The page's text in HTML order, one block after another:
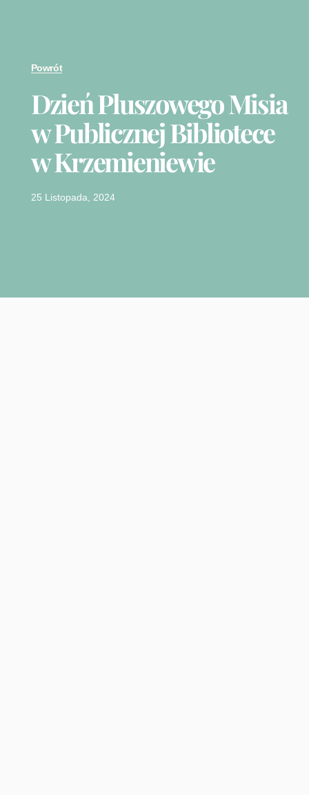
Powrót
Dzień Pluszowego Misia
w Publicznej Bibliotece
w Krzemieniewie
25 Listopada, 2024